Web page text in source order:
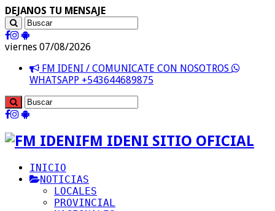
DEJANOS TU MENSAJE
viernes 07/08/2026
FM IDENI / COMUNICATE CON NOSOTROS
WHATSAPP +543644689875
FM IDENI SITIO OFICIAL
INICIO
NOTICIAS
LOCALES
PROVINCIAL